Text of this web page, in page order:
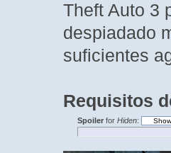
Theft Auto 3
despiadado
suficientes
Requisitos
Spoilerfor Hiden: